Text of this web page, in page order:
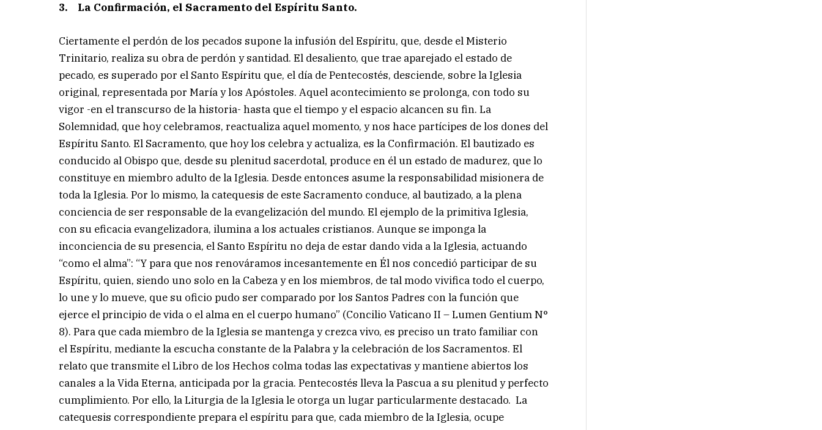
3. La Confirmación, el Sacramento del Espíritu Santo.
Ciertamente el perdón de los pecados supone la infusión del Espíritu, que, desde el Misterio
Trinitario, realiza su obra de perdón y santidad. El desaliento, que trae aparejado el estado de
pecado, es superado por el Santo Espíritu que, el día de Pentecostés, desciende, sobre la Iglesia
original, representada por María y los Apóstoles. Aquel acontecimiento se prolonga, con todo su
vigor -en el transcurso de la historia- hasta que el tiempo y el espacio alcancen su fin. La
Solemnidad, que hoy celebramos, reactualiza aquel momento, y nos hace partícipes de los dones del
Espíritu Santo. El Sacramento, que hoy los celebra y actualiza, es la Confirmación. El bautizado es
conducido al Obispo que, desde su plenitud sacerdotal, produce en él un estado de madurez, que lo
constituye en miembro adulto de la Iglesia. Desde entonces asume la responsabilidad misionera de
toda la Iglesia. Por lo mismo, la catequesis de este Sacramento conduce, al bautizado, a la plena
conciencia de ser responsable de la evangelización del mundo. El ejemplo de la primitiva Iglesia,
con su eficacia evangelizadora, ilumina a los actuales cristianos. Aunque se imponga la
inconciencia de su presencia, el Santo Espíritu no deja de estar dando vida a la Iglesia, actuando
“como el alma”: “Y para que nos renováramos incesantemente en Él nos concedió participar de su
Espíritu, quien, siendo uno solo en la Cabeza y en los miembros, de tal modo vivifica todo el cuerpo,
lo une y lo mueve, que su oficio pudo ser comparado por los Santos Padres con la función que
ejerce el principio de vida o el alma en el cuerpo humano” (Concilio Vaticano II – Lumen Gentium N°
8). Para que cada miembro de la Iglesia se mantenga y crezca vivo, es preciso un trato familiar con
el Espíritu, mediante la escucha constante de la Palabra y la celebración de los Sacramentos. El
relato que transmite el Libro de los Hechos colma todas las expectativas y mantiene abiertos los
canales a la Vida Eterna, anticipada por la gracia. Pentecostés lleva la Pascua a su plenitud y perfecto
cumplimiento. Por ello, la Liturgia de la Iglesia le otorga un lugar particularmente destacado. La
catequesis correspondiente prepara el espíritu para que, cada miembro de la Iglesia, ocupe